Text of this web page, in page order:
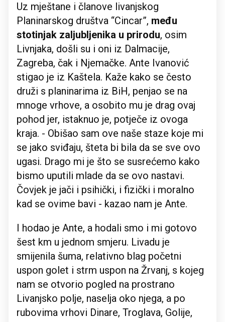
Uz mještane i članove livanjskog
Planinarskog društva “Cincar”, među
stotinjak zaljubljenika u prirodu, osim
Livnjaka, došli su i oni iz Dalmacije,
Zagreba, čak i Njemačke. Ante Ivanović
stigao je iz Kaštela. Kaže kako se često
druži s planinarima iz BiH, penjao se na
mnoge vrhove, a osobito mu je drag ovaj
pohod jer, istaknuo je, potječe iz ovoga
kraja. - Obišao sam ove naše staze koje mi
se jako sviđaju, šteta bi bila da se sve ovo
ugasi. Drago mi je što se susrećemo kako
bismo uputili mlade da se ovo nastavi.
Čovjek je jači i psihički, i fizički i moralno
kad se ovime bavi - kazao nam je Ante.
I hodao je Ante, a hodali smo i mi gotovo
šest km u jednom smjeru. Livadu je
smijenila šuma, relativno blag početni
uspon golet i strm uspon na Žrvanj, s kojeg
nam se otvorio pogled na prostrano
Livanjsko polje, naselja oko njega, a po
rubovima vrhovi Dinare, Troglava, Golije,